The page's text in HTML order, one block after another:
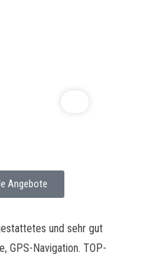
Angebote
und sehr gut
GPS-Navigation. TOP-